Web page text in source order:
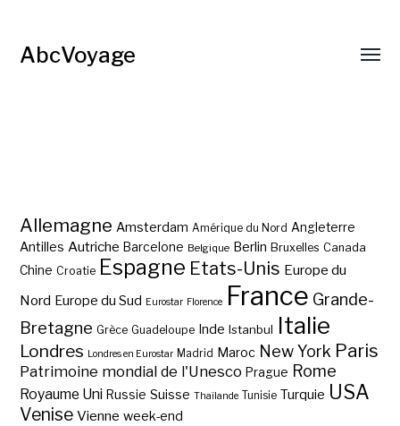
AbcVoyage
Allemagne Amsterdam Amérique du Nord Angleterre
Antilles Autriche Barcelone Belgique Berlin Bruxelles Canada
Chine Croatie Espagne Etats-Unis Europe du
Nord Europe du Sud Eurostar Florence France Grande-
Bretagne Grèce Guadeloupe Inde Istanbul Italie
Londres Londres en Eurostar Madrid Maroc New York Paris
Patrimoine mondial de l'Unesco Prague Rome
Royaume Uni Russie Suisse Thaïlande Tunisie Turquie USA
Venise Vienne week-end